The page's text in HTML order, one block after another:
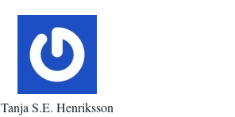
Tanja S.E. Henriksson